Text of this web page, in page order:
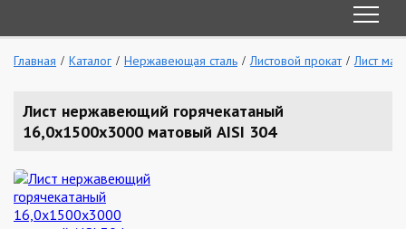
Главная Каталог Нержавеющая сталь Листовой прокат Лист
Лист нержавеющий горячекатаный
16,0х1500х3000 матовый AISI 304